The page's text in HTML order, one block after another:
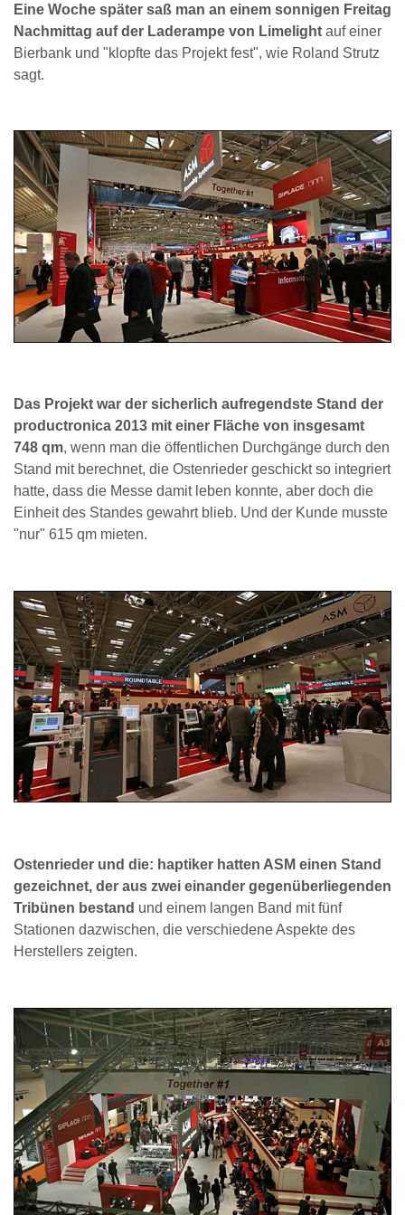
Eine Woche später saß man an einem sonnigen Freitag
Nachmittag auf der Laderampe von Limelight auf einer
Bierbank und "klopfte das Projekt fest", wie Roland Strutz
sagt.
Das Projekt war der sicherlich aufregendste Stand der
productronica 2013 mit einer Fläche von insgesamt
748 qm, wenn man die öffentlichen Durchgänge durch den
Stand mit berechnet, die Ostenrieder geschickt so integriert
hatte, dass die Messe damit leben konnte, aber doch die
Einheit des Standes gewahrt blieb. Und der Kunde musste
"nur" 615 qm mieten.
Ostenrieder und die: haptiker hatten ASM einen Stand
gezeichnet, der aus zwei einander gegenüberliegenden
Tribünen bestand und einem langen Band mit fünf
Stationen dazwischen, die verschiedene Aspekte des
Herstellers zeigten.